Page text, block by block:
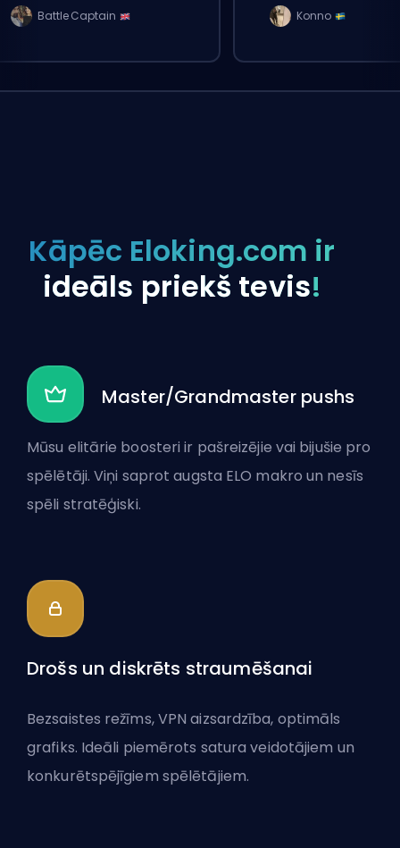
Battle Captain
clean. amazing
Konno
Kāpēc Eloking.com ir
ideāls priekš tevis!
Master/Grandmaster pushs
Mūsu elitārie boosteri ir pašreizējie vai bijušie pro
spēlētāji. Viņi saprot augsta ELO makro un nesīs
spēli stratēģiski.
Drošs un diskrēts straumēšanai
Bezsaistes režīms, VPN aizsardzība, optimāls
grafiks. Ideāli piemērots satura veidotājiem un
konkurētspējīgiem spēlētājiem.